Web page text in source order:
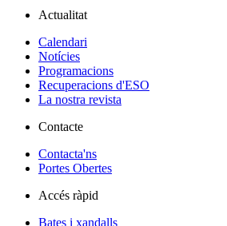
Actualitat
Calendari
Notícies
Programacions
Recuperacions d'ESO
La nostra revista
Contacte
Contacta'ns
Portes Obertes
Accés ràpid
Bates i xandalls